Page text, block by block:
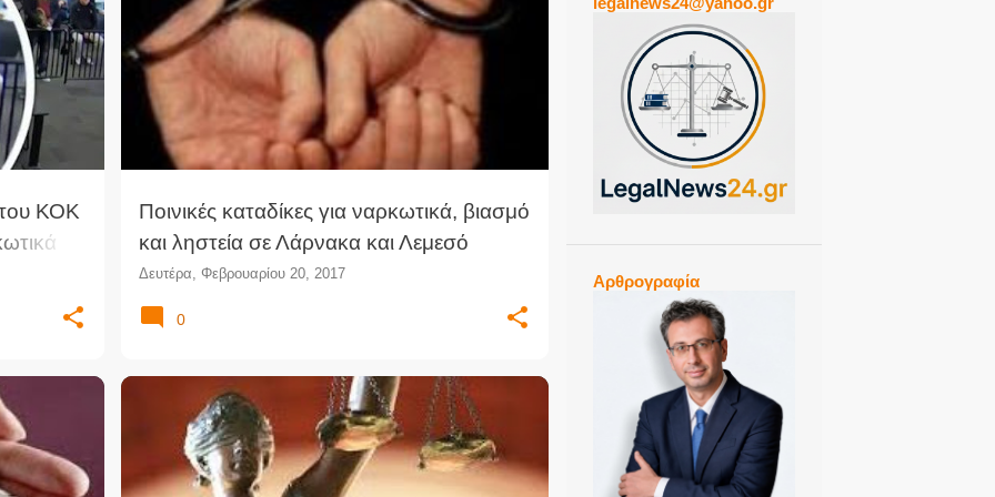
του ΚΟΚ
+
Ποινικές καταδίκες για ναρκωτικά, βιασμό
και ληστεία σε Λάρνακα και Λεμεσό
Δευτέρα, Φεβρουαρίου 20, 2017
ΒΙΑΣΜΌΣ ΔΙΚΑΣΤΉΡΙΟ ΈΓΚΛΗΜΑ
0
ΕΚΔΉΛΩΣΗ ΕΞΑΡΤΉΣΕΙΣ ΚΕΘΕΑ ΝΑΡΚΩΤΙΚΆ
Αρθρογραφία